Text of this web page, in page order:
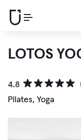
LOTOS
4.8
Pilates, Yoga